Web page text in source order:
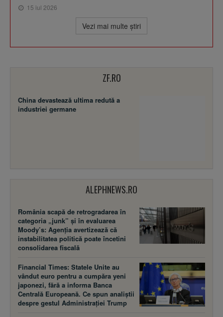
15 iul 2026
Vezi mai multe ştiri
ZF.RO
China devastează ultima redută a
industriei germane
ALEPHNEWS.RO
România scapă de retrogradarea în
categoria „junk” și în evaluarea
Moody’s: Agenția avertizează că
instabilitatea politică poate încetini
consolidarea fiscală
Financial Times: Statele Unite au
vândut euro pentru a cumpăra yeni
japonezi, fără a informa Banca
Centrală Europeană. Ce spun analiștii
despre gestul Administrației Trump